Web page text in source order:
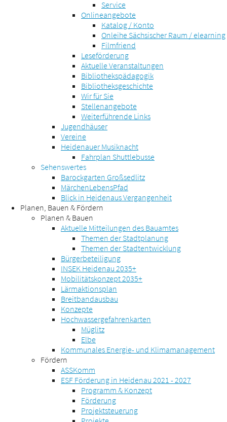
Service
Onlineangebote
Katalog / Konto
Onleihe Sächsischer Raum / elearning
Filmfriend
Leseförderung
Aktuelle Veranstaltungen
Bibliothekspädagogik
Bibliotheksgeschichte
Wir für Sie
Stellenangebote
Weiterführende Links
Jugendhäuser
Vereine
Heidenauer Musiknacht
Fahrplan Shuttlebusse
Sehenswertes
Barockgarten Großsedlitz
MärchenLebensPfad
Blick in Heidenaus Vergangenheit
Planen, Bauen & Fördern
Planen & Bauen
Aktuelle Mitteilungen des Bauamtes
Themen der Stadtplanung
Themen der Stadtentwicklung
Bürgerbeteiligung
INSEK Heidenau 2035+
Mobilitätskonzept 2035+
Lärmaktionsplan
Breitbandausbau
Konzepte
Hochwassergefahrenkarten
Müglitz
Elbe
Kommunales Energie- und Klimamanagement
Fördern
ASSKomm
ESF Förderung in Heidenau 2021 - 2027
Programm & Konzept
Förderung
Projektsteuerung